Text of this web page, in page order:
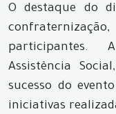
O destaque do
participantes.
Assistência
sucesso do
iniciativas